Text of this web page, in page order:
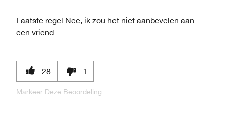
Laatste regel Nee, ik zou het niet aanbevelen aan
een vriend
28 1
Markeer Deze Beoordeling